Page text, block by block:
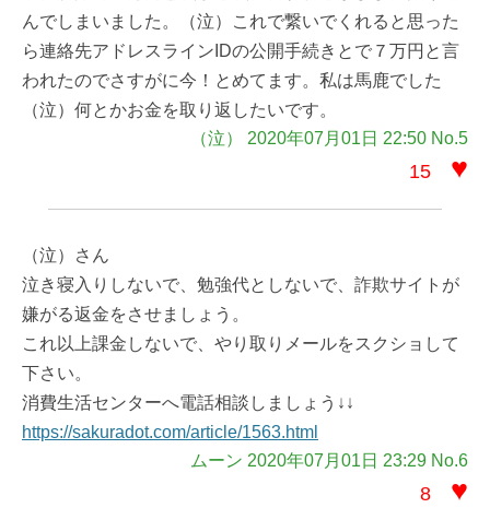
んでしまいました。（泣）これで繋いでくれると思った
ら連絡先アドレスラインIDの公開手続きとで７万円と言
われたのでさすがに今！とめてます。私は馬鹿でした
（泣）何とかお金を取り返したいです。
（泣） 2020年07月01日 22:50 No.5
15 ♥
（泣）さん
泣き寝入りしないで、勉強代としないで、詐欺サイトが
嫌がる返金をさせましょう。
これ以上課金しないで、やり取りメールをスクショして
下さい。
消費生活センターへ電話相談しましょう↓↓
https://sakuradot.com/article/1563.html
ムーン 2020年07月01日 23:29 No.6
8 ♥